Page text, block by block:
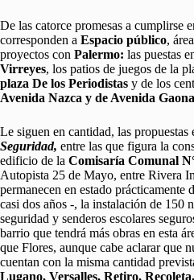
De las catorce promesas a cumplirse
corresponden a Espacio público,
proyectos con Palermo: las puestas
Virreyes, los patios de juegos de la
plaza De los Periodistas y de los
Avenida Nazca y de Avenida
Le siguen en cantidad, las propuestas
Seguridad, entre las que figura la
edificio de la Comisaría Comunal
Autopista 25 de Mayo, entre Rivera
permanecen en estado prácticamente
casi dos años -, la instalación de 150
seguridad y senderos escolares
barrio que tendrá más obras en esta
que Flores, aunque cabe aclarar que
cuentan con la misma cantidad
Lugano, Versalles, Retiro,